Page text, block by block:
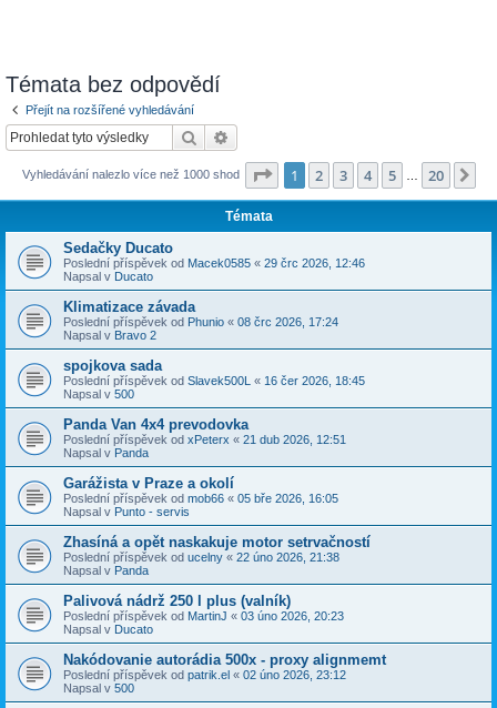
Témata bez odpovědí
Přejít na rozšířené vyhledávání
Hledat
Vyhledávání nalezlo více než 1000 shod Stránka z 20
1 2 3 4 5 20
Témata
Sedačky Ducato
Poslední příspěvek od Macek0585 « 29 črc 2026, 12:46
Napsal v Ducato
Klimatizace závada
Poslední příspěvek od Phunio « 08 črc 2026, 17:24
Napsal v Bravo 2
spojkova sada
Poslední příspěvek od Slavek500L « 16 čer 2026, 18:45
Napsal v 500
Panda Van 4x4 prevodovka
Poslední příspěvek od xPeterx « 21 dub 2026, 12:51
Napsal v Panda
Garážista v Praze a okolí
Poslední příspěvek od mob66 « 05 bře 2026, 16:05
Napsal v Punto - servis
Zhasíná a opět naskakuje motor setrvačností
Poslední příspěvek od ucelny « 22 úno 2026, 21:38
Napsal v Panda
Palivová nádrž 250 l plus (valník)
Poslední příspěvek od MartinJ « 03 úno 2026, 20:23
Napsal v Ducato
Nakódovanie autorádia 500x - proxy alignmemt
Poslední příspěvek od patrik.el « 02 úno 2026, 23:12
Napsal v 500